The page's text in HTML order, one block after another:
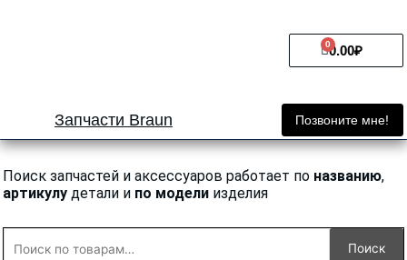
0.00₽
0
Cart
Запчасти Braun Позвоните мне!
Поиск запчастей и аксессуаров работает по названию,
артикулу детали и по модели изделия
Поиск